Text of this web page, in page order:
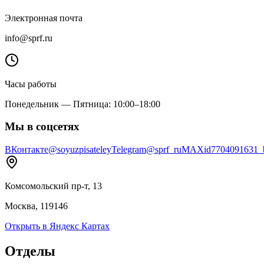
Электронная почта
info@sprf.ru
Часы работы
Понедельник — Пятница: 10:00–18:00
Мы в соцсетях
ВКонтакте@soyuzpisateleyTelegram@sprf_ruMAX
Комсомольский пр-т, 13
Москва, 119146
Открыть в Яндекс Картах
Отделы